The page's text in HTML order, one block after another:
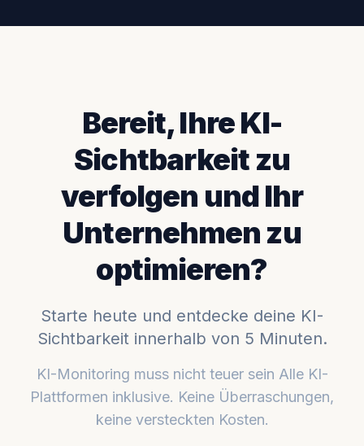
Bereit, Ihre KI-
Sichtbarkeit zu
verfolgen und Ihr
Unternehmen zu
optimieren?
Starte heute und entdecke deine KI-
Sichtbarkeit innerhalb von 5 Minuten.
KI-Monitoring muss nicht teuer sein Alle KI-
Plattformen inklusive. Keine Überraschungen,
keine versteckten Kosten.